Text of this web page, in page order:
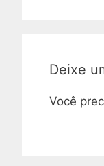
Deixe
Você